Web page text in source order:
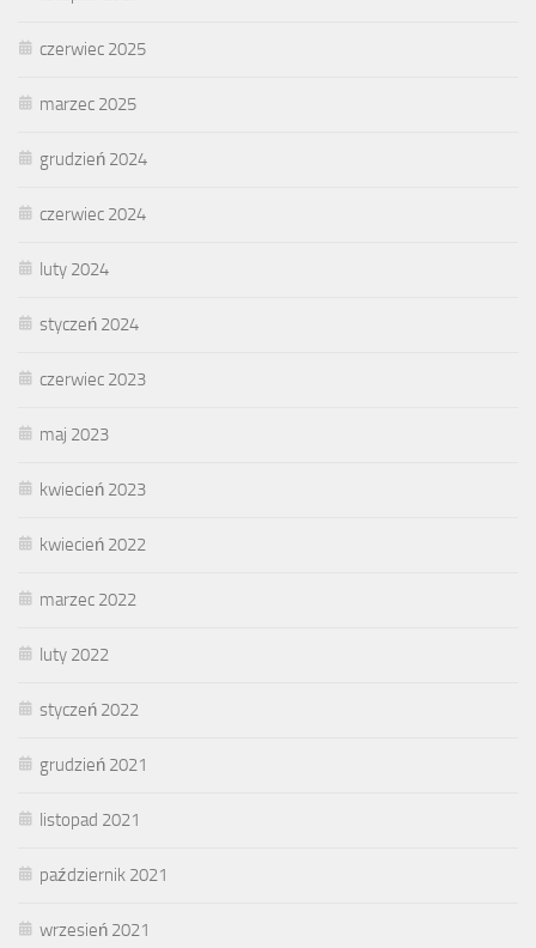
czerwiec 2025
marzec 2025
grudzień 2024
czerwiec 2024
luty 2024
styczeń 2024
czerwiec 2023
maj 2023
kwiecień 2023
kwiecień 2022
marzec 2022
luty 2022
styczeń 2022
grudzień 2021
listopad 2021
październik 2021
wrzesień 2021